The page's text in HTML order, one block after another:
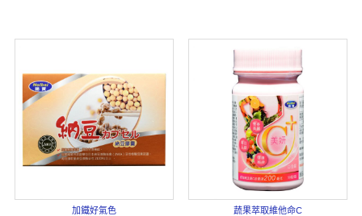
加鐵好氣色 蔬果萃取維他命C